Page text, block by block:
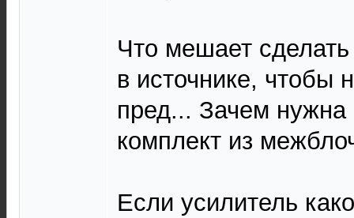
Что мешает
в источнике, чтобы
пред... Зачем
комплект из
Если усилитель